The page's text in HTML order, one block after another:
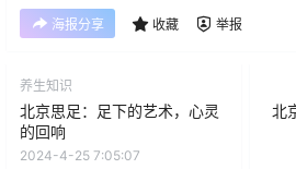
海报分享 收藏 举报
养生知识
北京思足：足下的艺术，心灵
的回响
2024-4-25 7:05:07
北